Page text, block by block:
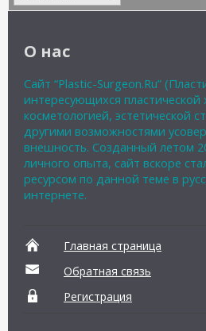
О нас
Сайт “Plastic-Surgeon.Ru”
интересующихся пластической
косметологией, эстетической
другими возможностями
внешность. Созданный летом
личного опыта, сайт вскоре
ресурсом по данной теме в
интернете.
Главная страница
Обратная связь
Регистрация